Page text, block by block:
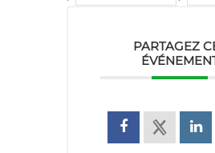
PARTAGEZ